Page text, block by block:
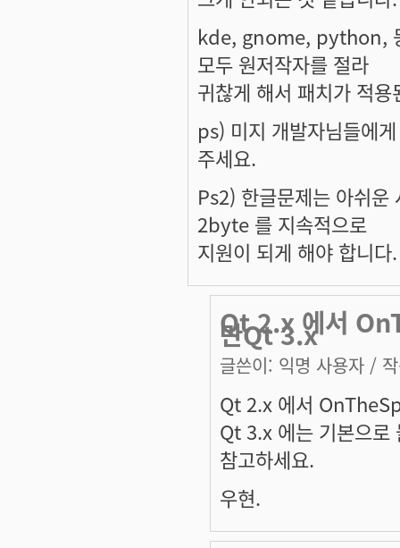
kde, gnome, python,
모두 원저작자를 절라
귀찮게 해서 패치가 적
ps) 미지 개발자님들에
주세요.
Ps2) 한글문제는 아쉬운
2byte 를 지속적으로
지원이 되게 해야 합니다.
Qt 2.x 에서
만Qt 3.x
글쓴이: 익명 사용자 /
Qt 2.x 에서
Qt 3.x 에는 기본으로
참고하세요.
우현.